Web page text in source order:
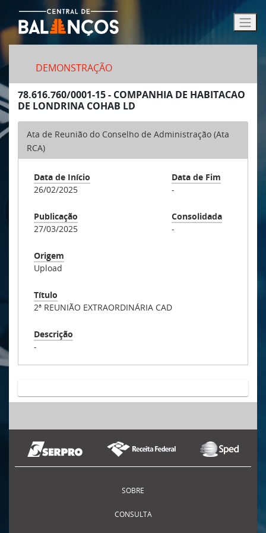
DEMONSTRAÇÃO
78.616.760/0001-15 - COMPANHIA DE HABITACAO
DE LONDRINA COHAB LD
Ata de Reunião do Conselho de Administração (Ata
RCA)
Data de Início
26/02/2025
Data de Fim
-
Publicação
27/03/2025
Consolidada
-
Origem
Upload
Título
2ª REUNIÃO EXTRAORDINÁRIA CAD
Descrição
-
SOBRE
CONSULTA